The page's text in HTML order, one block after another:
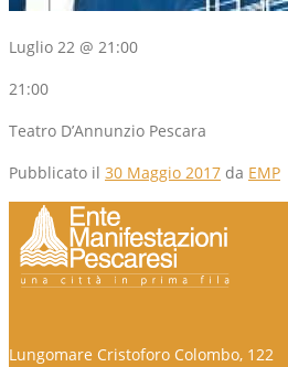
Luglio 22 @ 21:00
21:00
Teatro D’Annunzio Pescara
Pubblicato il 30 Maggio 2017 da EMP
Lungomare Cristoforo Colombo, 122